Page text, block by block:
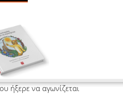
ήξερε να αγωνίζεται